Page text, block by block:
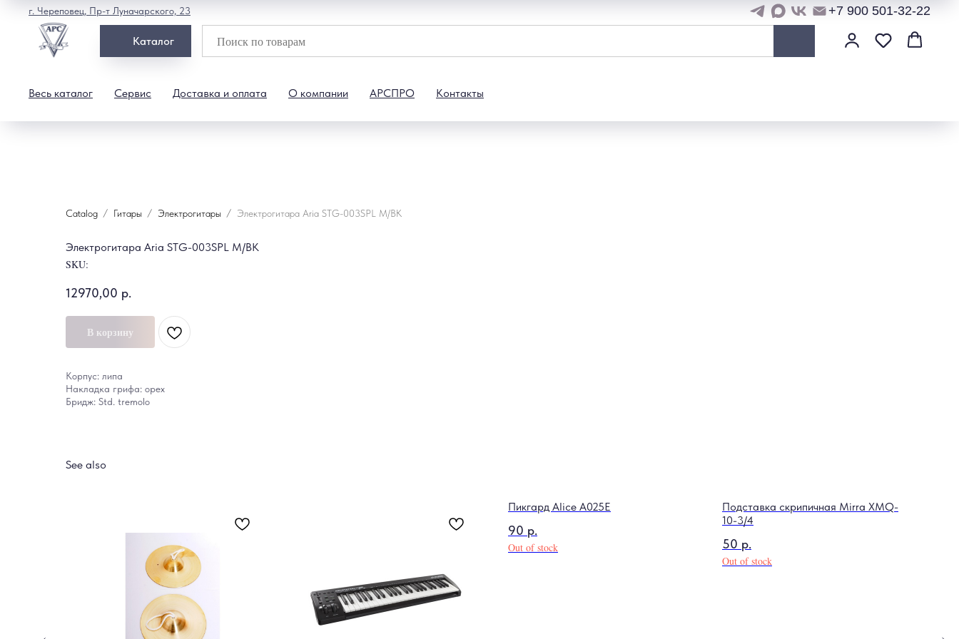
Каталог
Весь каталог Сервис Доставка и оплата О компании АРСПРО Контакты
г. Череповец, Пр-т Луначарского, 23 +7 900 501-32-22
Catalog Гитары Электрогитары Электрогитара Aria STG-003SPL M/BK
Электрогитара Aria STG-003SPL M/BK
SKU:
12970,00 р.
В корзину
Корпус: липа
Накладка грифа: орех
Бридж: Std. tremolo
See also
Пикгард Alice A025E
90 р.
Out of stock
Подставка скрипичная Mirra XMQ-
10-3/4
50 р.
Out of stock